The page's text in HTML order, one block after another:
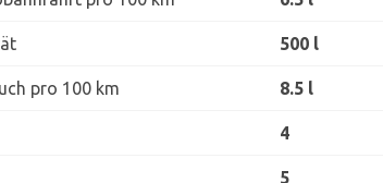
500 l
pro 100 km 8.5 l
4
5